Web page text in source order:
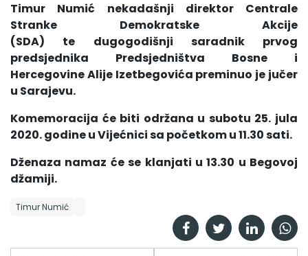
Timur Numić nekadašnji direktor Centrale
Stranke Demokratske Akcije
(SDA) te dugogodišnji saradnik prvog
predsjednika Predsjedništva Bosne i
Hercegovine Alije Izetbegovića preminuo je jučer
u Sarajevu.
Komemoracija će biti održana u subotu 25. jula
2020. godine u Vijećnici sa početkom u 11.30 sati.
Dženaza namaz će se klanjati u 13.30 u Begovoj
džamiji.
Timur Numić